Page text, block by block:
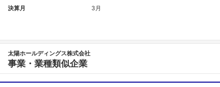
決算月 3月
太陽ホールディングス株式会社
事業・業種類似企業